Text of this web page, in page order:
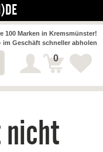
Webseiten
100 Marken in Kremsmünster!
im Geschäft schneller abholen
0
nicht